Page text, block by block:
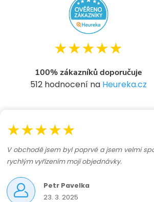
★★★★★
100% zákazníků doporučuje
512 hodnocení na Heureka.cz
★★★★★
V obchodě jsem byl poprvé a jsem velmi
rychlým vyřízením mojí objednávky.
Petr Pavelka
23. 3. 2025